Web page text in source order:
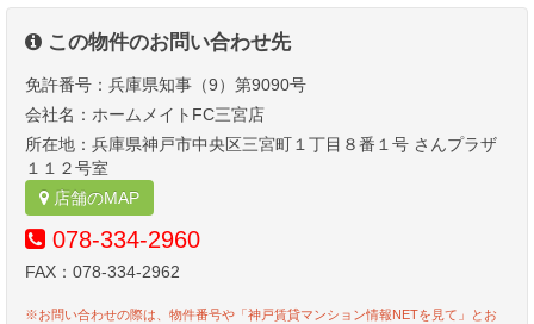
この物件のお問い合わせ先
免許番号：兵庫県知事（9）第9090号
会社名：ホームメイトFC三宮店
所在地：兵庫県神戸市中央区三宮町１丁目８番１号 さんプラザ
１１２号室
店舗のMAP
078-334-2960
FAX：078-334-2962
※お問い合わせの際は、物件番号や「神戸賃貸マンション情報NETを見て」とお